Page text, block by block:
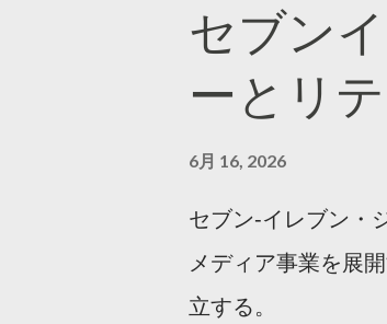
セブン
ーとリ
6月 16, 2026
セブン‐イレブン・
メディア事業を展
立する。